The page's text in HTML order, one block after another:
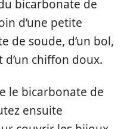
bicarbonate de
d’une petite
de soude, d’un bol,
d’un chiffon doux.
le bicarbonate de
ensuite